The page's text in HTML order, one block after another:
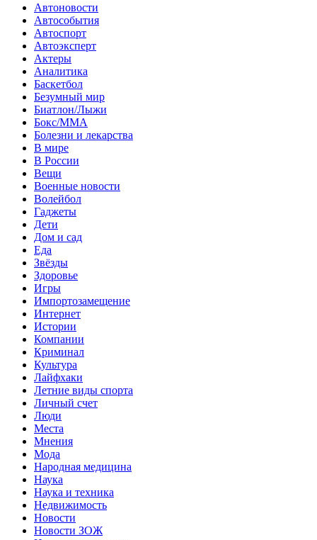
Автоновости
Автособытия
Автоспорт
Автоэксперт
Актеры
Аналитика
Баскетбол
Безумный мир
Биатлон/Лыжи
Бокс/MMA
Болезни и лекарства
В мире
В России
Вещи
Военные новости
Волейбол
Гаджеты
Дети
Дом и сад
Еда
Звёзды
Здоровье
Игры
Импортозамещение
Интернет
Истории
Компании
Криминал
Культура
Лайфхаки
Летние виды спорта
Личный счет
Люди
Места
Мнения
Мода
Народная медицина
Наука
Наука и техника
Недвижимость
Новости
Новости ЗОЖ